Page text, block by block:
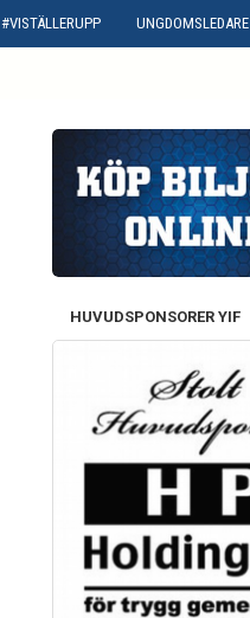
#VISTÄLLERUPP UNGDOMSLEDARE
HUVUDSPONSORER YIF